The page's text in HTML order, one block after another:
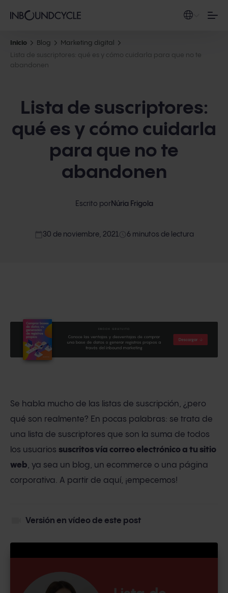
Inicio Blog
Marketing digital
Lista de suscriptores: qué es y cómo cuidarla para que no te
abandonen
Lista de suscriptores:
qué es y cómo cuidarla
para que no te
abandonen
Escrito porNúria Frigola
access_time 6 minutos de lectura
30 de noviembre, 2021
Se habla mucho de las listas de suscripción, ¿pero
qué son realmente? En pocas palabras: se trata de
una lista de suscriptores que son la suma de todos
los usuarios suscritos vía correo electrónico a tu sitio
web, ya sea un blog, un ecommerce o una página
corporativa. A partir de aquí, ¡empecemos!
Versión en vídeo de este post